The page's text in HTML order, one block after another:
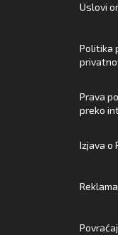
Uslovi
Politika
Prava
preko
Izjava o